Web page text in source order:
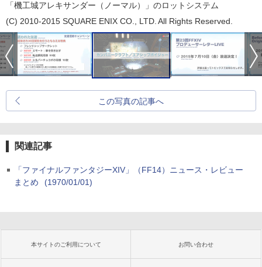
「機工城アレキサンダー（ノーマル）」のロットシステム
(C) 2010-2015 SQUARE ENIX CO., LTD. All Rights Reserved.
この写真の記事へ
関連記事
「ファイナルファンタジーXIV」（FF14）ニュース・レビュー
まとめ
(1970/01/01)
本サイトのご利用について お問い合わせ